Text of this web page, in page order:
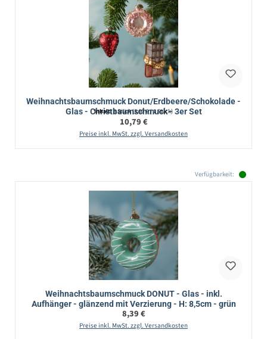
Weihnachtsbaumschmuck Donut/Erdbeere/Schokolade -
Glas - Christbaumschmuck - 3er Set
Inhalt:3 Stück(3,60 € / 1 Stück)
Regulärer Preis:
10,79 €
Preise inkl. MwSt. zzgl. Versandkosten
Verfügbarkeit:
Weihnachtsbaumschmuck DONUT - Glas - inkl.
Aufhänger - glänzend mit Verzierung - H: 8,5cm - grün
Regulärer Preis:
8,39 €
Preise inkl. MwSt. zzgl. Versandkosten